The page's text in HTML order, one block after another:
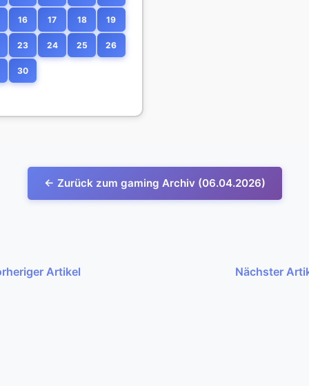
16 17 18 19
23 24 25 26
30
← Zurück zum gaming Archiv (06.04.2026)
Artikel Nächster